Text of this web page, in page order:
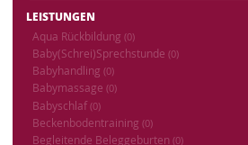
LEISTUNGEN
Aqua Rückbildung (0)
Baby(Schrei)Sprechstunde (0)
Babyhandling (0)
Babymassage (0)
Babyschlaf (0)
Beckenbodentraining (0)
Begleitende Beleggeburten (0)